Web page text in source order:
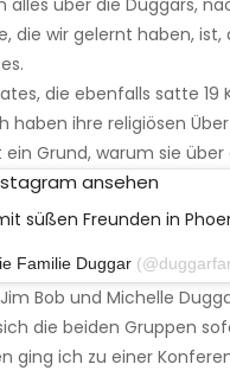
alles über die Duggars,
die wir gelernt haben,
die ebenfalls satte
haben ihre religiösen
Grund, warum sie
ansehen
süßen Freunden in
Familie Duggar (@duggarfam) am
Bob und Michelle
die beiden Gruppen
ging ich zu einer